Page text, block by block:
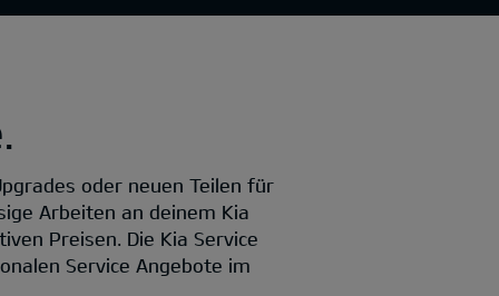
oder neuen Teilen für
Arbeiten an deinem Kia
Preisen. Die Kia Service
Service Angebote im